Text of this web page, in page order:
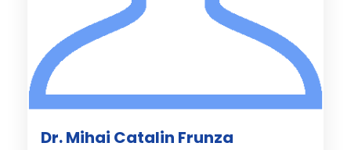
Dr. Mihai Catalin Frunza